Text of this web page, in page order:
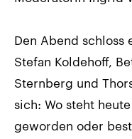
Den Abend schloss
Stefan Koldehoff,
Sternberg und
sich: Wo steht
geworden oder